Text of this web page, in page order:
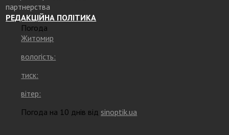
партнерства
РЕДАКЦІЙНА ПОЛІТИКА
Погода
Житомир
вологість:
тиск:
вітер:
Погода на 10 днів від sinoptik.ua